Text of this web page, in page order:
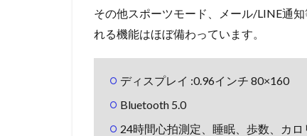
その他スポーツモード、メール/LINE通
れる機能はほぼ備わっています。
ディスプレイ :0.96インチ 80×160
Bluetooth 5.0
24時間心拍測定、睡眠、歩数、カ